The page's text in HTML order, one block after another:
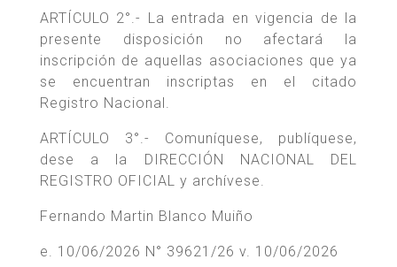
ARTÍCULO 2°.- La entrada en vigencia de la
presente disposición no afectará la
inscripción de aquellas asociaciones que ya
se encuentran inscriptas en el citado
Registro Nacional.
ARTÍCULO 3°.- Comuníquese, publíquese,
dese a la DIRECCIÓN NACIONAL DEL
REGISTRO OFICIAL y archívese.
Fernando Martin Blanco Muiño
e. 10/06/2026 N° 39621/26 v. 10/06/2026